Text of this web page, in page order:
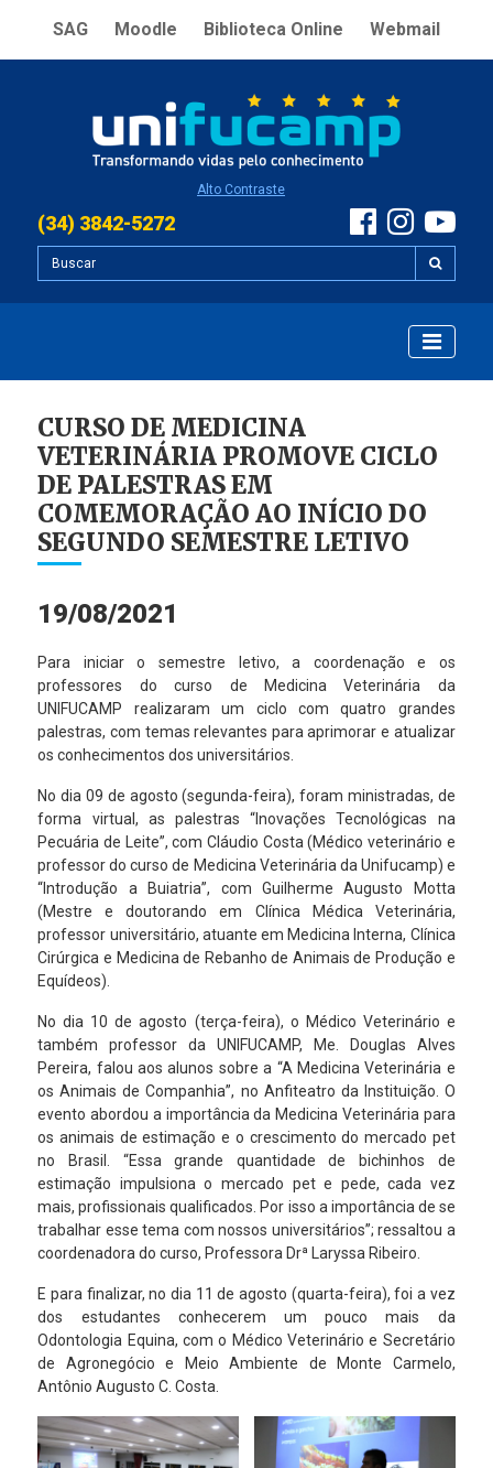
SAG Moodle Biblioteca Online Webmail
Alto Contraste
(34) 3842-5272
CURSO DE MEDICINA
VETERINÁRIA PROMOVE CICLO
DE PALESTRAS EM
COMEMORAÇÃO AO INÍCIO DO
SEGUNDO SEMESTRE LETIVO
19/08/2021
Para iniciar o semestre letivo, a coordenação e os
professores do curso de Medicina Veterinária da
UNIFUCAMP realizaram um ciclo com quatro grandes
palestras, com temas relevantes para aprimorar e atualizar
os conhecimentos dos universitários.
No dia 09 de agosto (segunda-feira), foram ministradas, de
forma virtual, as palestras “Inovações Tecnológicas na
Pecuária de Leite”, com Cláudio Costa (Médico veterinário e
professor do curso de Medicina Veterinária da Unifucamp) e
“Introdução a Buiatria”, com Guilherme Augusto Motta
(Mestre e doutorando em Clínica Médica Veterinária,
professor universitário, atuante em Medicina Interna, Clínica
Cirúrgica e Medicina de Rebanho de Animais de Produção e
Equídeos).
No dia 10 de agosto (terça-feira), o Médico Veterinário e
também professor da UNIFUCAMP, Me. Douglas Alves
Pereira, falou aos alunos sobre a “A Medicina Veterinária e
os Animais de Companhia”, no Anfiteatro da Instituição. O
evento abordou a importância da Medicina Veterinária para
os animais de estimação e o crescimento do mercado pet
no Brasil. “Essa grande quantidade de bichinhos de
estimação impulsiona o mercado pet e pede, cada vez
mais, profissionais qualificados. Por isso a importância de se
trabalhar esse tema com nossos universitários”; ressaltou a
coordenadora do curso, Professora Drª Laryssa Ribeiro.
E para finalizar, no dia 11 de agosto (quarta-feira), foi a vez
dos estudantes conhecerem um pouco mais da
Odontologia Equina, com o Médico Veterinário e Secretário
de Agronegócio e Meio Ambiente de Monte Carmelo,
Antônio Augusto C. Costa.